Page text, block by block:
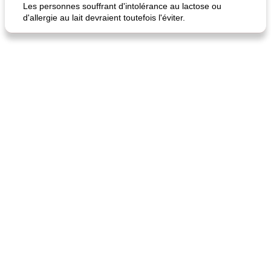
quinoa petit déjeuner méditerranéen
Les personnes souffrant d'intolérance au lactose ou
d'allergie au lait devraient toutefois l'éviter.